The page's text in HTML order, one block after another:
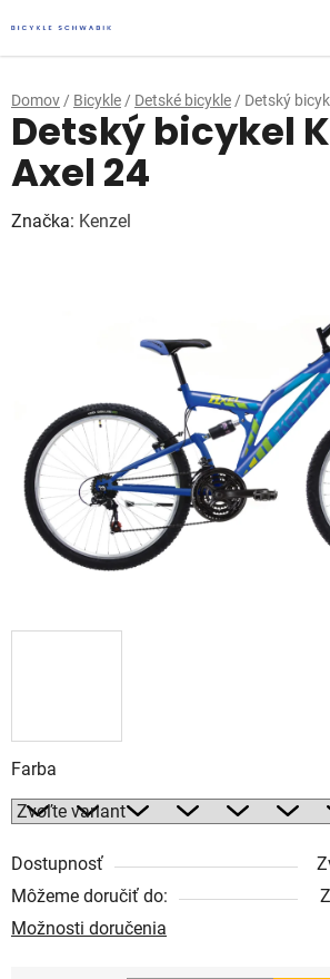
na
obsah
Domov / Bicykle / Detské bicykle / Detský
Farba
Dostupnosť
Môžeme doručiť do:
Možnosti doručenia
Detský bicykel
Axel 24
Značka: Kenzel